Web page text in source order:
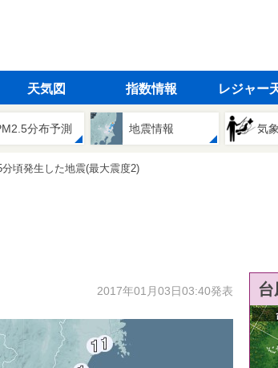
天気図 指数情報 レジャー
分布予測 地震情報 気
分頃発生した地震(最大震度2)
2017年01月03日03:40発表